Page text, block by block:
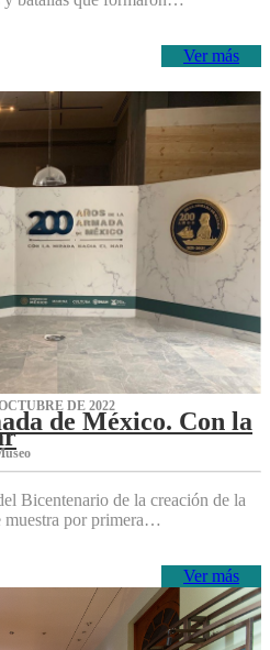
Ver más
DE 2022
de México. Con la
Bicentenario de la creación de la
por primera…
Ver más